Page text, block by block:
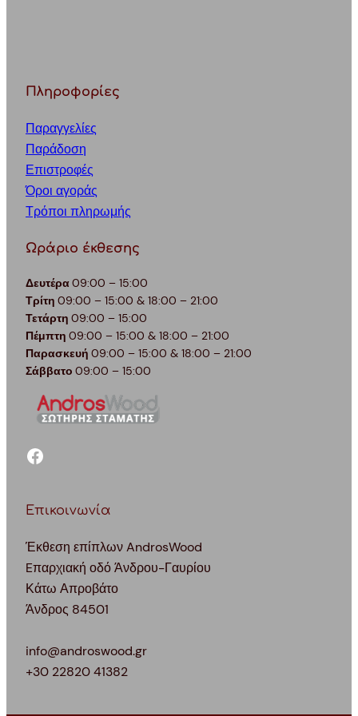
Πληροφορίες
Παραγγελίες
Παράδοση
Επιστροφές
Όροι αγοράς
Τρόποι πληρωμής
Ωράριο έκθεσης
Δευτέρα09:00 – 15:00
Τρίτη 09:00 – 15:00 & 18:00 – 21:00
Τετάρτη 09:00 – 15:00
Πέμπτη 09:00 – 15:00 & 18:00 – 21:00
Παρασκευή 09:00 – 15:00 & 18:00 – 21:00
Σάββατο 09:00 – 15:00
facebook
Επικοινωνία
Έκθεση επίπλων AndrosWood
Eπαρχιακή οδό Άνδρου-Γαυρίου
Κάτω Απροβάτο
Άνδρος 84501
info@androswood.gr
+30 22820 41382